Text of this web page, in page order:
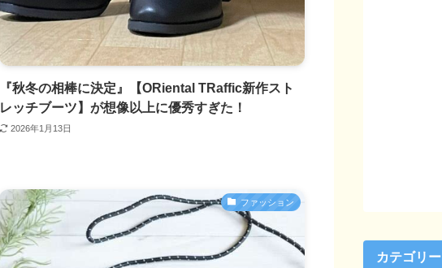
『秋冬の相棒に決定』【ORiental TRaffic新作スト
レッチブーツ】が想像以上に優秀すぎた！
2026年1月13日
ファッション
カテゴリー